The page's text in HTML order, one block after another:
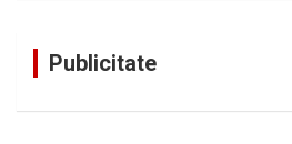
Publicitate